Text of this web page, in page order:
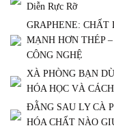
Diễn Rực Rỡ
GRAPHENE: CHẤT
MẠNH HƠN THÉP
CÔNG NGHỆ
XÀ PHÒNG BẠN
HÓA HỌC VÀ
ĐẰNG SAU LY CÀ
HÓA CHẤT NÀO